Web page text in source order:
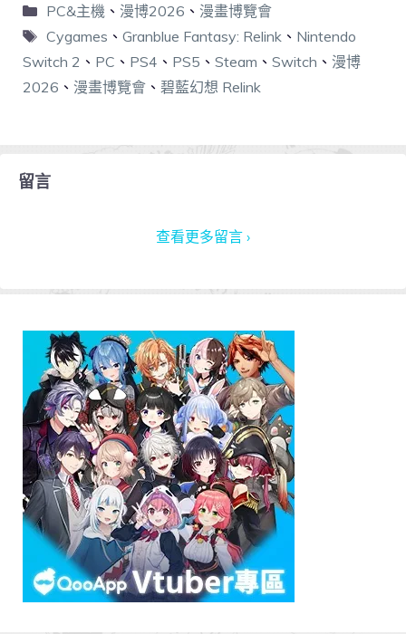
PC&主機 、 漫博2026 、 漫畫博覽會
Cygames 、 Granblue Fantasy: Relink 、 Nintendo
Switch 2 、 PC 、 PS4 、 PS5 、 Steam 、 Switch 、 漫博
2026 、 漫畫博覽會 、 碧藍幻想 Relink
留言
查看更多留言 ›